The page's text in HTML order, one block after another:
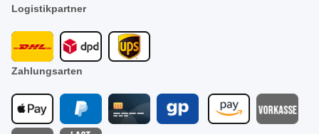
Logistikpartner
Zahlungsarten